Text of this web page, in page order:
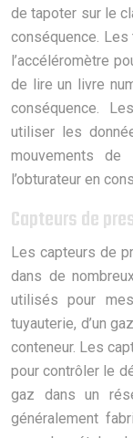
de tapoter sur le
conséquence.
l’accéléromètre
de lire un livre
conséquence.
utiliser les
mouvements
l’obturateur en
Capteurs de
Les capteurs de
dans de
utilisés pour
tuyauterie, d’un
conteneur. Les
pour contrôler le
gaz dans un
généralement